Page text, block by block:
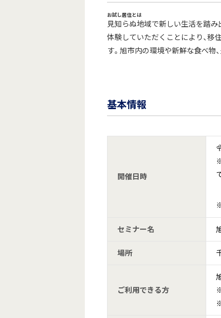
お試し居住とは
見知らぬ地域で新しい生活を踏み
体験していただくことにより、移
す。旭市内の環境や新鮮な食べ物
基本情報
開催日時
セミナー名
場所
ご利用できる方